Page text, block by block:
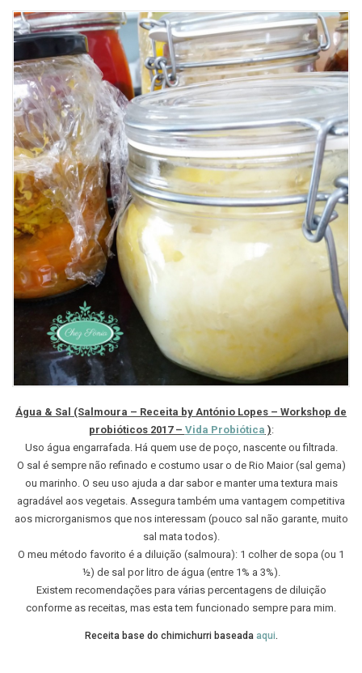
Água & Sal (Salmoura – Receita by António Lopes – Workshop de
probióticos 2017 – Vida Probiótica ):
Uso água engarrafada. Há quem use de poço, nascente ou filtrada.
O sal é sempre não refinado e costumo usar o de Rio Maior (sal gema)
ou marinho. O seu uso ajuda a dar sabor e manter uma textura mais
agradável aos vegetais. Assegura também uma vantagem competitiva
aos microrganismos que nos interessam (pouco sal não garante, muito
sal mata todos).
O meu método favorito é a diluição (salmoura): 1 colher de sopa (ou 1
½) de sal por litro de água (entre 1% a 3%).
Existem recomendações para várias percentagens de diluição
conforme as receitas, mas esta tem funcionado sempre para mim.
Receita base do chimichurri baseada aqui.